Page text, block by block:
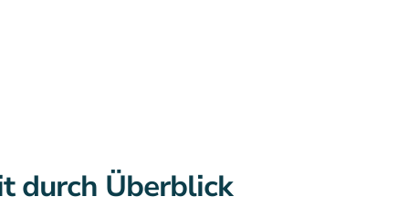
durch Überblick